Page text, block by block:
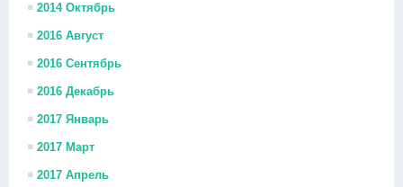
2014 Октябрь
2016 Август
2016 Сентябрь
2016 Декабрь
2017 Январь
2017 Март
2017 Апрель